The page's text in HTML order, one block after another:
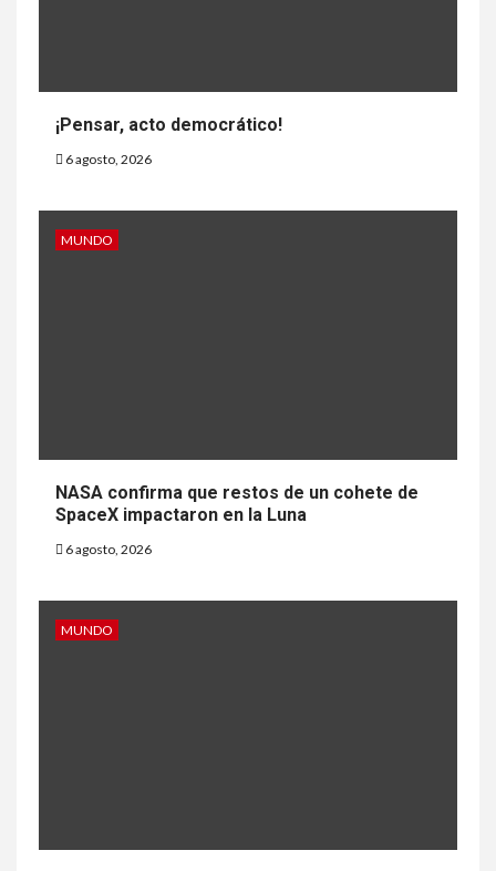
¡Pensar, acto democrático!
6 agosto, 2026
MUNDO
NASA confirma que restos de un cohete de
SpaceX impactaron en la Luna
6 agosto, 2026
MUNDO